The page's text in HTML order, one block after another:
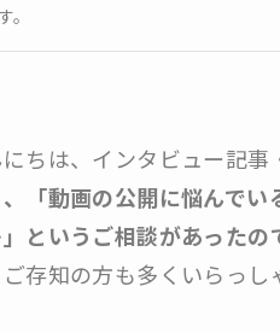
。
ちは、インタビュー記事
「動画の公開に悩んで
というご相談があったの
ご存知の方も多くいらっし